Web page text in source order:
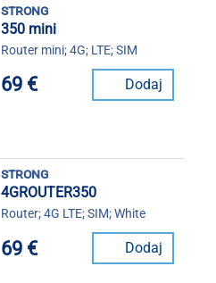
strong
350 mini
Router mini; 4G; LTE; SIM
69 € Dodaj
strong
4GROUTER350
Router; 4G LTE; SIM; White
69 € Dodaj